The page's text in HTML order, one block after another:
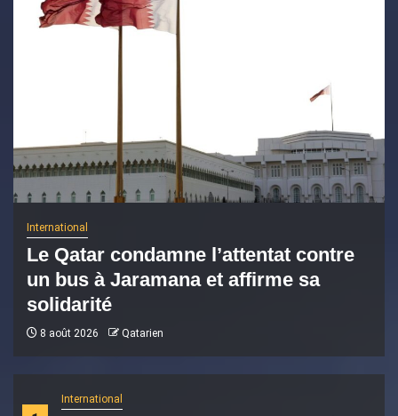
International
International
Le Qatar condamne l’attentat contre
un bus à Jaramana et affirme sa
solidarité
8 août 2026 Qatarien